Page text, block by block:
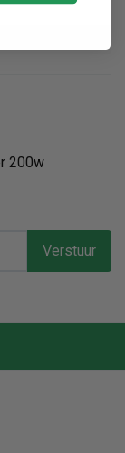
200w
Verstuur